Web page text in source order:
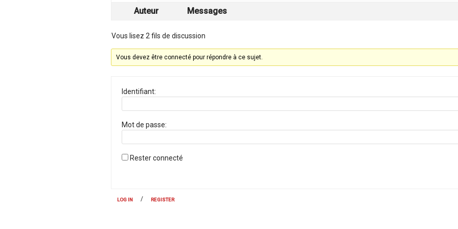
Auteur Messages
Vous lisez 2 fils de discussion
Vous devez être connecté pour répondre à ce sujet.
Identifiant:
Mot de passe:
Rester connecté
LOG IN / REGISTER